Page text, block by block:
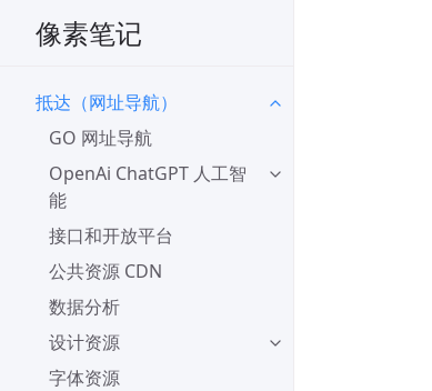
像素笔记
抵达（网址导航）
GO 网址导航
OpenAi ChatGPT 人工智
能
接口和开放平台
公共资源 CDN
数据分析
设计资源
字体资源